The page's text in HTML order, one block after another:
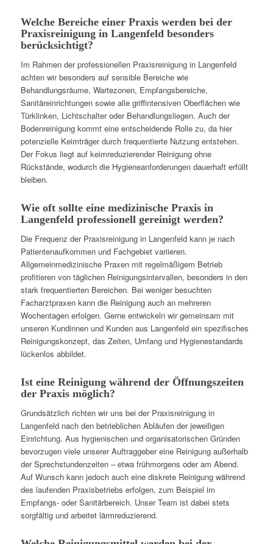
Welche Bereiche einer Praxis werden bei der
Praxisreinigung in Langenfeld besonders
berücksichtigt?
Im Rahmen der professionellen Praxisreinigung in Langenfeld
achten wir besonders auf sensible Bereiche wie
Behandlungsräume, Wartezonen, Empfangsbereiche,
Sanitäreinrichtungen sowie alle griffintensiven Oberflächen wie
Türklinken, Lichtschalter oder Behandlungsliegen. Auch der
Bodenreinigung kommt eine entscheidende Rolle zu, da hier
potenzielle Keimträger durch frequentierte Nutzung entstehen.
Der Fokus liegt auf keimreduzierender Reinigung ohne
Rückstände, wodurch die Hygieneanforderungen dauerhaft erfüllt
bleiben.
Wie oft sollte eine medizinische Praxis in
Langenfeld professionell gereinigt werden?
Die Frequenz der Praxisreinigung in Langenfeld kann je nach
Patientenaufkommen und Fachgebiet variieren.
Allgemeinmedizinische Praxen mit regelmäßigem Betrieb
profitieren von täglichen Reinigungsintervallen, besonders in den
stark frequentierten Bereichen. Bei weniger besuchten
Facharztpraxen kann die Reinigung auch an mehreren
Wochentagen erfolgen. Gerne entwickeln wir gemeinsam mit
unseren Kundinnen und Kunden aus Langenfeld ein spezifisches
Reinigungskonzept, das Zeiten, Umfang und Hygienestandards
lückenlos abbildet.
Ist eine Reinigung während der Öffnungszeiten
der Praxis möglich?
Grundsätzlich richten wir uns bei der Praxisreinigung in
Langenfeld nach den betrieblichen Abläufen der jeweiligen
Einrichtung. Aus hygienischen und organisatorischen Gründen
bevorzugen viele unserer Auftraggeber eine Reinigung außerhalb
der Sprechstundenzeiten – etwa frühmorgens oder am Abend.
Auf Wunsch kann jedoch auch eine diskrete Reinigung während
des laufenden Praxisbetriebs erfolgen, zum Beispiel im
Empfangs- oder Sanitärbereich. Unser Team ist dabei stets
sorgfältig und arbeitet lärmreduzierend.